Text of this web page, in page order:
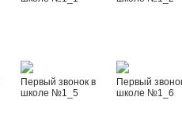
Первый звонок в
школе №1_5
Первый
школе №1_6